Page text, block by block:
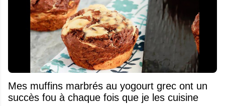
Mes muffins marbrés au yogourt grec ont un
succès fou à chaque fois que je les cuisine